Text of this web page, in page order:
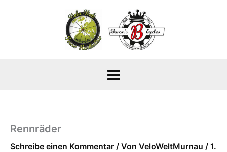
Rennräder
Schreibe einen Kommentar / Von VeloWeltMurnau / 1.